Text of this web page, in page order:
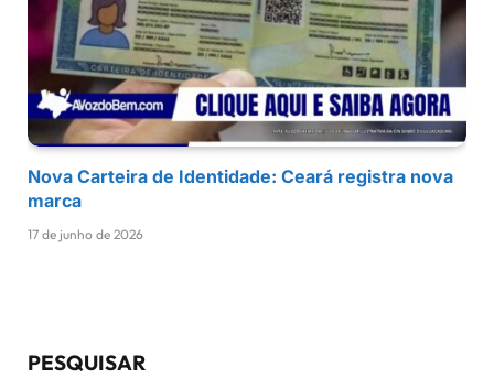
Nova Carteira de Identidade: Ceará registra nova
marca
17 de junho de 2026
PESQUISAR